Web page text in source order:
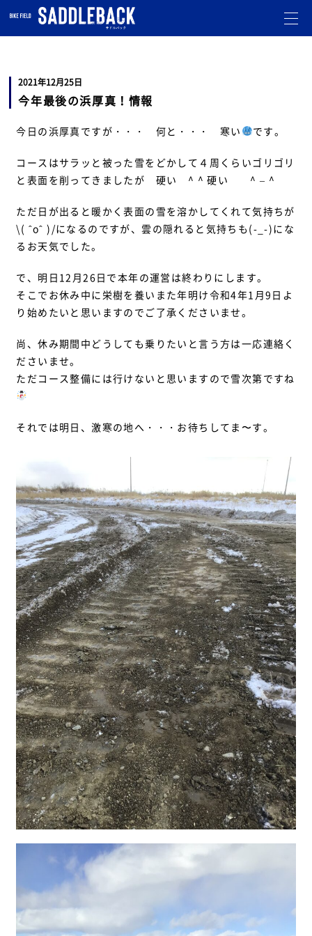
2021年12月25日
今年最後の浜厚真！情報
今日の浜厚真ですが・・・ 何と・・・ 寒い です。
コースはサラッと被った雪をどかして４周くらいゴリゴリ
と表面を削ってきましたが 硬い ^ ^ 硬い ^ – ^
ただ日が出ると暖かく表面の雪を溶かしてくれて気持ちが
\( ˆoˆ )/になるのですが、雲の隠れると気持ちも(-_-)にな
るお天気でした。
で、明日12月26日で本年の運営は終わりにします。
そこでお休み中に栄樹を養いまた年明け令和4年1月9日よ
り始めたいと思いますのでご了承くださいませ。
尚、休み期間中どうしても乗りたいと言う方は一応連絡く
ださいませ。
ただコース整備には行けないと思いますので雪次第ですね
それでは明日、激寒の地へ・・・お待ちしてま〜す。